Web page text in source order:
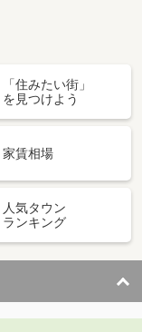
「住みたい街」
を見つけよう
家賃相場
人気タウン
ランキング